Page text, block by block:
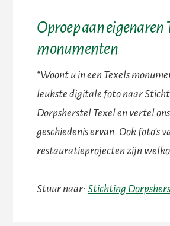
Oproep aan eigenaren
monumenten
“Woont u in een Texels
leukste digitale foto naar
Dorpsherstel Texel en vertel
geschiedenis ervan. Ook foto's
restauratieprojecten zijn
Stuur naar:Stichting